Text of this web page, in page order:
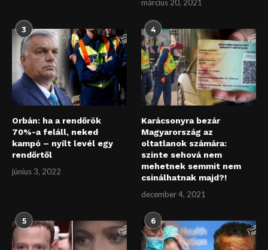
március 20, 2021
3
Orbán: ha a rendőrök
70%-a feláll, neked
kampó – nyílt levél egy
rendőrtől
június 3, 2022
4
Karácsonyra bezár
Magyarország az
oltatlanok számára:
szinte sehová nem
mehetnek semmit nem
csinálhatnak majd?!
december 4, 2021
5 6